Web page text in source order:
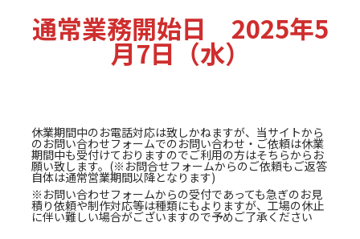
通常業務開始日 2025年5
月7日（水）
休業期間中のお電話対応は致しかねますが、当サイトから
のお問い合わせフォームでのお問い合わせ・ご依頼は休業
期間中も受付けておりますのでご利用の方はそちらからお
願い致します。(※お問合せフォームからのご依頼もご返答
自体は通常営業期間以降となります)
※お問い合わせフォームからの受付であっても急ぎのお見
積り依頼や制作対応等は種類にもよりますが、工場の休止
に伴い難しい場合がございますので予めご了承ください